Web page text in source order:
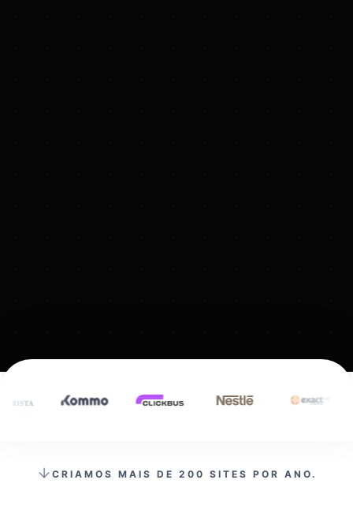
CRIAMOS MAIS DE 200 SITES POR ANO.